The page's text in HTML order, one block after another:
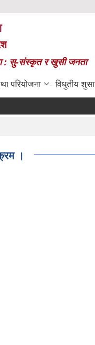
: सु-संस्कृत र खुसी जनता
परियोजना विधुतीय
।